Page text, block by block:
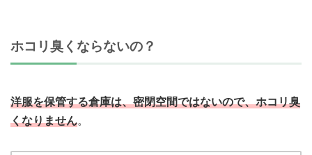
ホコリ臭くならないの？
洋服を保管する倉庫は、密閉空間ではないので、ホコリ臭
くなりません。